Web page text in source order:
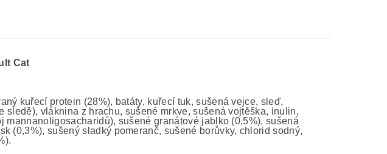
Cat
kuřecí protein (28%), batáty, kuřecí tuk, sušená vejce, sleď,
sledě), vláknina z hrachu, sušené mrkve, sušená vojtěška, inulin,
mannanoligosacharidů), sušené granátové jablko (0,5%), sušená
(0,3%), sušený sladký pomeranč, sušené borůvky, chlorid sodný,